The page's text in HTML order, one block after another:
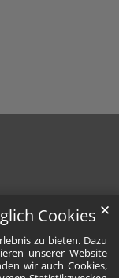
Cookies
zu bieten. Dazu
unserer Website
wir auch Cookies,
✕